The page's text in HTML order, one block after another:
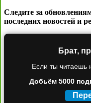
Следите за
последних новостей и
Брат,
Если ты читаешь
Добьём 5000